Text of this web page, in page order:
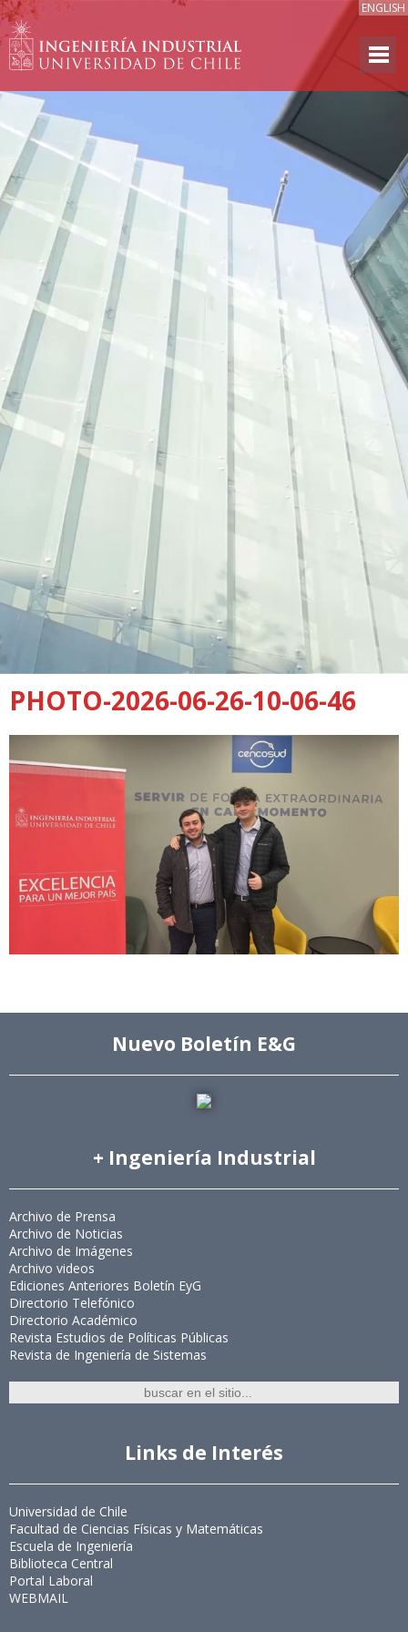
ENGLISH
PHOTO-2026-06-26-10-06-46
Nuevo Boletín E&G
+ Ingeniería Industrial
Archivo de Prensa
Archivo de Noticias
Archivo de Imágenes
Archivo videos
Ediciones Anteriores Boletín EyG
Directorio Telefónico
Directorio Académico
Revista Estudios de Políticas Públicas
Revista de Ingeniería de Sistemas
Links de Interés
Universidad de Chile
Facultad de Ciencias Físicas y Matemáticas
Escuela de Ingeniería
Biblioteca Central
Portal Laboral
WEBMAIL